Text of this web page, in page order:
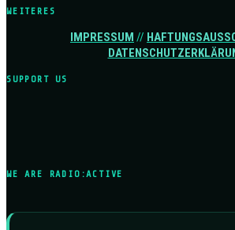
WEITERES
IMPRESSUM //
SUPPORT US
WE ARE RADIO:ACTIVE